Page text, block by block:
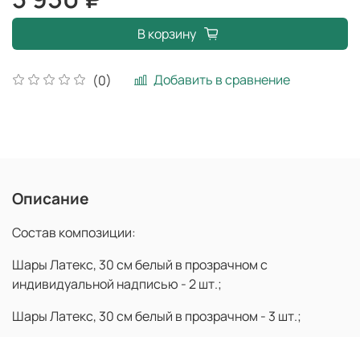
(0) Добавить в сравнение
В корзину
Описание
Состав композиции:
Шары Латекс, 30 см белый в прозрачном с
индивидуальной надписью - 2 шт.;
Шары Латекс, 30 см белый в прозрачном - 3 шт.;